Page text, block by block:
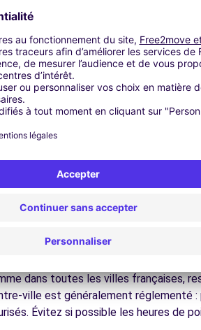
pour faciliter le démarrage de votre
vous permet de réserver votre
à toutes vos questions et
à Guéret
du cœur de ville et découvrez son
qui font la richesse de
les vignobles bordelais, les
régionale dans les
à Guéret
avec quelques conseils
dans toutes les villes françaises,
ville est généralement réglementé
Évitez si possible les heures de